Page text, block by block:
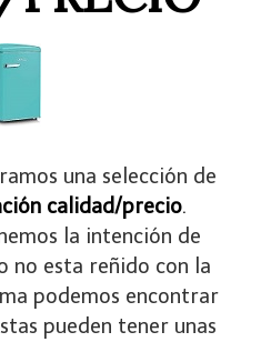
una selección de
calidad/precio.
la intención de
no esta reñido con la
podemos encontrar
pueden tener unas